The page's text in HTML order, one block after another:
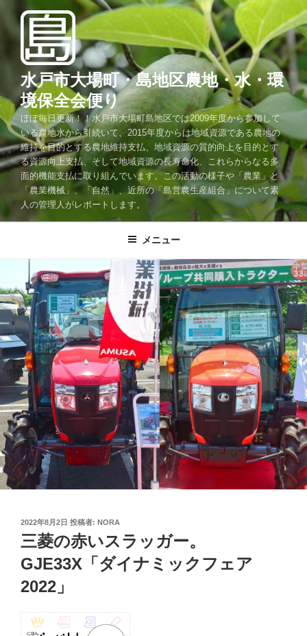
ス
キ
ッ
プ
水戸市大場町・島地区農地・水・環
境保全会便り
ほぼ毎日更新！！水戸市大場町島地区では2009年度から参加して
いる農地水から引続いて、2015年度からは地域資源である農地の
維持を目的とする農地維持支払、地域資源の質的向上を目的とす
る資源向上支払、そして地域資源の長寿命化、これらからなる多
面的機能支払に取り組んでいます。この活動の様子や「農業」と
「農業機械」、「自然」、近所の「島営農生産組合」について素
人の管理人がレポートします。
メニュー
投
稿
日:
2022年8月2日 投稿者: NORA
三菱の赤いスラッガー。
GJE33X「ダイナミックフェア
2022」